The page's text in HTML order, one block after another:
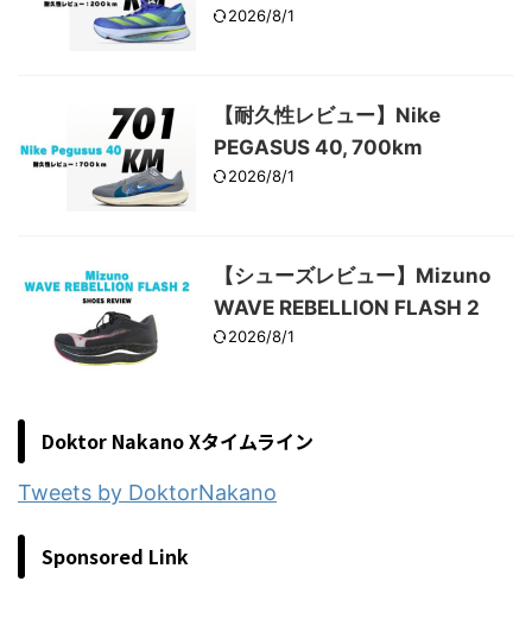
2026/8/1
【耐久性レビュー】Nike
PEGASUS 40, 700km
2026/8/1
【シューズレビュー】Mizuno
WAVE REBELLION FLASH 2
2026/8/1
Doktor Nakano Xタイムライン
Tweets by DoktorNakano
Sponsored Link